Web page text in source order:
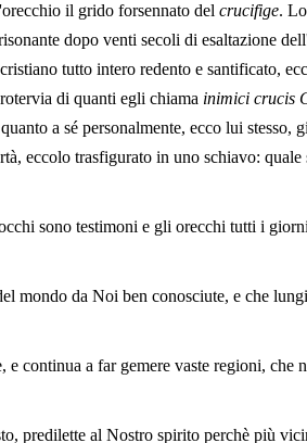
il grido forsennato del crucifige.
dopo venti secoli di esaltazione
tutto intero redento e santificato,
di quanti egli chiama inimici crucis
a sé personalmente, ecco lui stesso,
eccolo trasfigurato in uno schiavo:
sono testimoni e gli orecchi tutti i
mondo da Noi ben conosciute, e che
continua a far gemere vaste regioni, che
predilette al Nostro spirito perchè più